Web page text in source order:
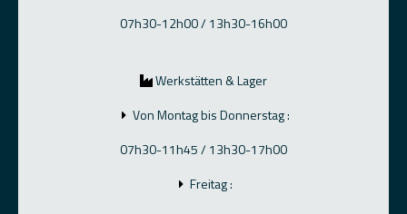
07h30-12h00 / 13h30-16h00
Werkstätten & Lager
Von Montag bis Donnerstag :
07h30-11h45 / 13h30-17h00
Freitag :